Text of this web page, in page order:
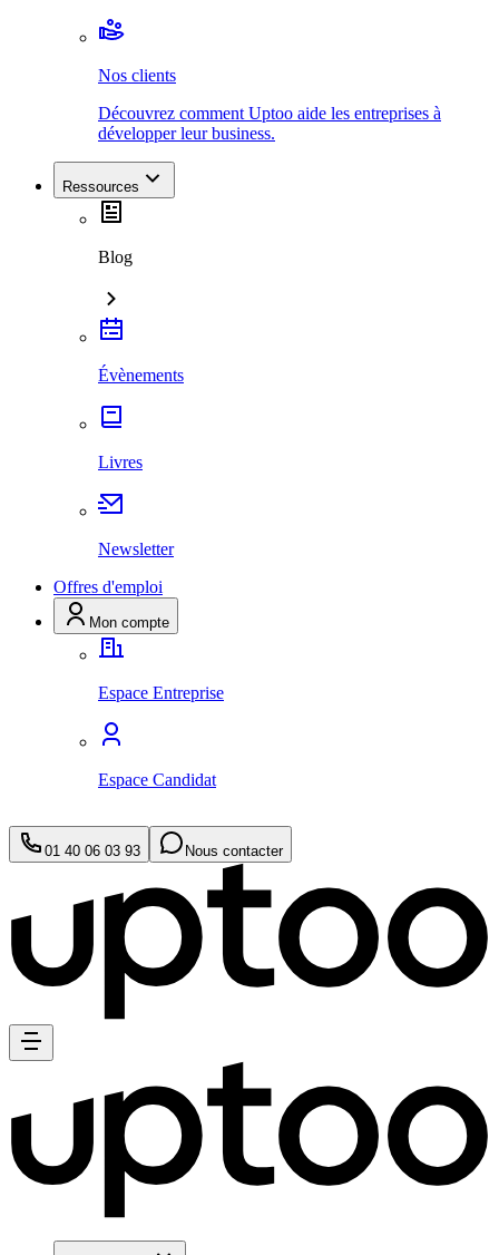
Nos clients
Découvrez comment Uptoo aide les entreprises à
développer leur business.
Ressources
Blog
Évènements
Livres
Newsletter
Offres d'emploi
Mon compte
Espace Entreprise
Espace Candidat
01 40 06 03 93 Nous contacter